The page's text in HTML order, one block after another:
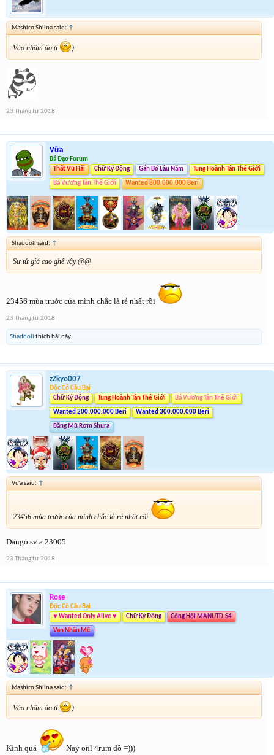
Mashiro Shiina said: ↑
Vào nhầm áo tí )
23 Tháng tư 2018
Vữa
Bá Đạo Forum
Thất Vũ Hải
Chữ Ký Động Gắn Bó Lâu Năm Tung Hoành Tân Thế Giới
Bá Vương Tân Thế Giới Wanted 800.000.000 Beri
Shaddoll said: ↑
Sư tử giá cao ghê vậy @@
23456 mùa trước của mình chắc là rẻ nhất rồi
23 Tháng tư 2018
Shaddoll thích bài này.
zZkyo007
Độc Cô Cầu Bại
Chữ Ký Động
Tung Hoành Tân Thế Giới Bá Vương Tân Thế Giới
Wanted 200.000.000 Beri Wanted 300.000.000 Beri
Băng Mũ Rơm Shura
Vữa said: ↑
23456 mùa trước của mình chắc là rẻ nhất rồi
Dango sv a 23005
23 Tháng tư 2018
Rose
Độc Cô Cầu Bại
♥ Wanted Only Alive ♥
Chữ Ký Động Công Hội MANUTD.S4
Vạn Nhân Mê
Mashiro Shiina said: ↑
Vào nhầm áo tí )
Kinh quá Nay onl 4rum đồ =)))